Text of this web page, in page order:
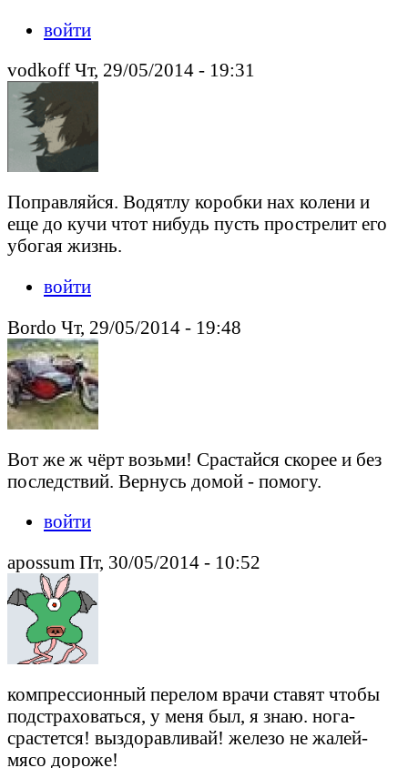
войти
vodkoff Чт, 29/05/2014 - 19:31
Поправляйся. Водятлу коробки нах колени и
еще до кучи чтот нибудь пусть прострелит его
убогая жизнь.
войти
Bordo Чт, 29/05/2014 - 19:48
Вот же ж чёрт возьми! Срастайся скорее и без
последствий. Вернусь домой - помогу.
войти
apossum Пт, 30/05/2014 - 10:52
компрессионный перелом врачи ставят чтобы
подстраховаться, у меня был, я знаю. нога-
срастется! выздоравливай! железо не жалей-
мясо дороже!